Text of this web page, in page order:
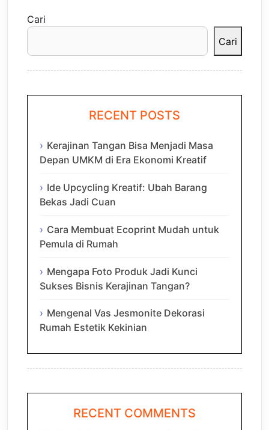
Cari
Cari
RECENT POSTS
Kerajinan Tangan Bisa Menjadi Masa
Depan UMKM di Era Ekonomi Kreatif
Ide Upcycling Kreatif: Ubah Barang
Bekas Jadi Cuan
Cara Membuat Ecoprint Mudah untuk
Pemula di Rumah
Mengapa Foto Produk Jadi Kunci
Sukses Bisnis Kerajinan Tangan?
Mengenal Vas Jesmonite Dekorasi
Rumah Estetik Kekinian
RECENT COMMENTS